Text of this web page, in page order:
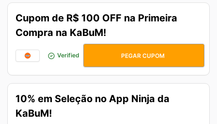
Cupom de R$ 100 OFF na Primeira
Compra na KaBuM!
Verified BEMVINDO100
PEGAR CUPOM
10% em Seleção no App Ninja da
KaBuM!